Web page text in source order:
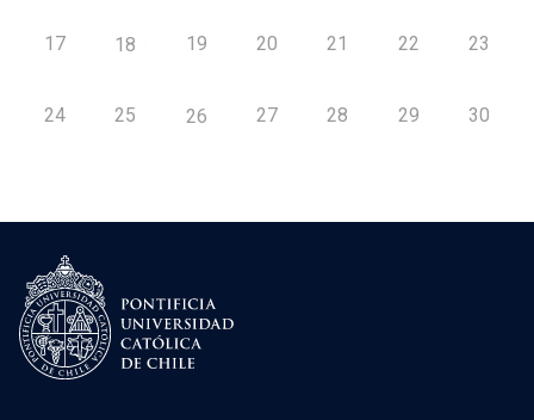
17 18 19 20 21 22 23
24 25 26 27 28 29 30